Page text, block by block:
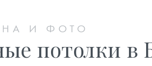
И ФОТО
потолки в